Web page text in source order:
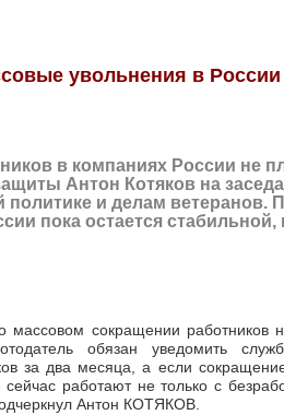
увольнения в России
в компаниях России не
Антон Котяков на
и делам ветеранов.
пока остается
массовом сокращении работников
обязан уведомить
за два месяца, а если
работают не только с
Антон КОТЯКОВ.